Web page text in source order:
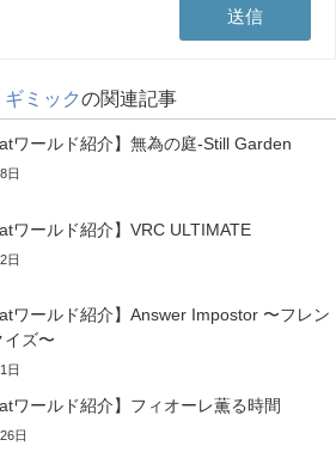
ギミックの関連記事
ワールド紹介】無為の庭-Still Garden
日
ワールド紹介】VRC ULTIMATE
日
ワールド紹介】Answer Impostor 〜フレン
イズ〜
日
ワールド紹介】フィオーレ薫る時間
日